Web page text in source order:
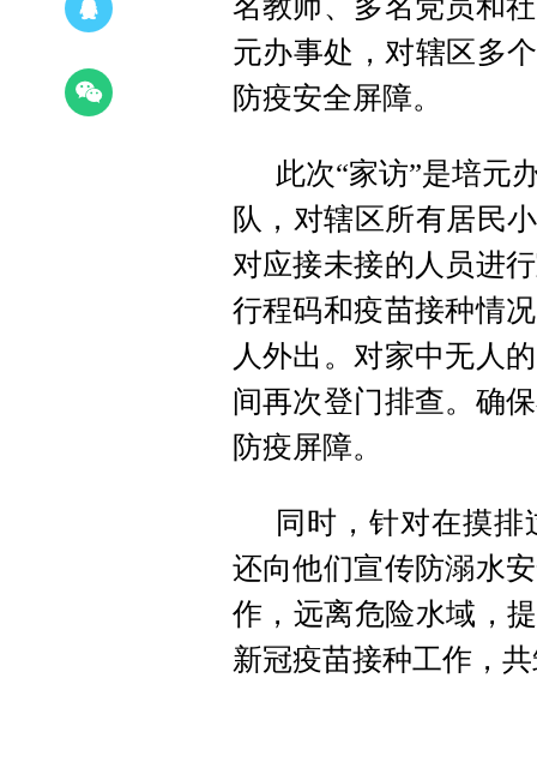
名教师、多名党员和
元办事处，对辖区多
防疫安全屏障。
此次“家访”是培元
队，对辖区所有居民
对应接未接的人员进
行程码和疫苗接种情
人外出。对家中无人
间再次登门排查。确
防疫屏障。
同时，针对在摸
还向他们宣传防溺水
作，远离危险水域，
新冠疫苗接种工作，